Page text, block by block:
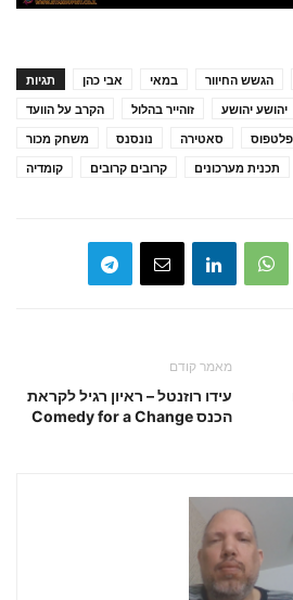
תגיות אבי כהן במאי הגשש החיוור
הקרב על הוועד
זוהייר בהלול יהושע יהושע
משחק מכור
נונסנס סאטירה פלטפוס
קומדיה
קרובים קרובים תכנית מערכונים
מאמר קודם
עידו רוזנטל – ראיון רגיל לקראת
הכנס Comedy for a Change